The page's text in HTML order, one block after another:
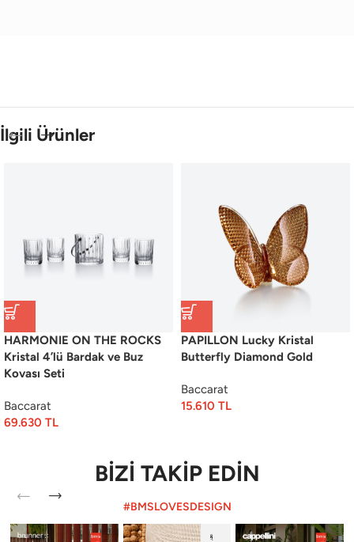
İlgili Ürünler
HARMONIE ON THE ROCKS
Kristal 4’lü Bardak ve Buz
Kovası Seti
Baccarat
69.630 TL
PAPILLON Lucky Kristal
Butterfly Diamond Gold
Baccarat
15.610 TL
BİZİ TAKİP EDİN
#BMSLOVESDESIGN